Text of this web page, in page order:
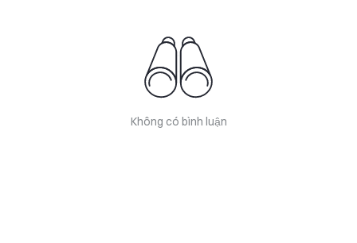
Không có bình luận